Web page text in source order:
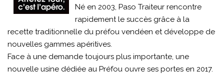
Né en 2003, Paso Traiteur rencontre
rapidement le succès grâce à la
recette traditionnelle du préfou vendéen et développe de
nouvelles gammes apéritives.
Face à une demande toujours plus importante, une
nouvelle usine dédiée au Préfou ouvre ses portes en 2017.